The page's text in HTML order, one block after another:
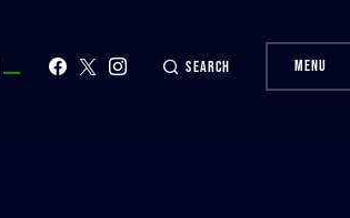
Search Menu